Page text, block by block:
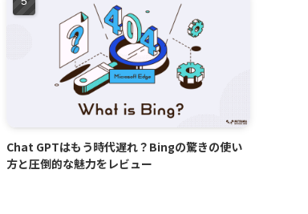
Chat GPTはもう時代遅れ？Bingの驚きの使い
方と圧倒的な魅力をレビュー